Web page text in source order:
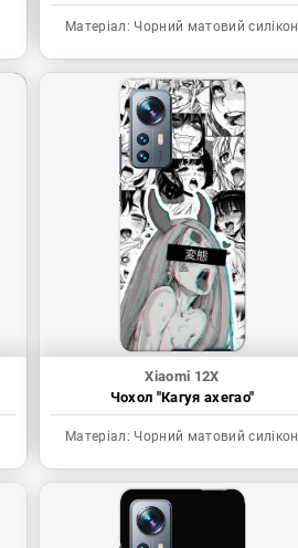
Матеріал: Чорний матовий силікон
Xiaomi 12X
Чохол "Кагуя ахегао"
Матеріал: Чорний матовий силікон